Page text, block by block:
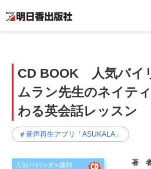
CD BOOK 人気バイ
ムラン先生のネイテ
わる英会話レッス
＃音声再生アプリ「ASUKALA」
著